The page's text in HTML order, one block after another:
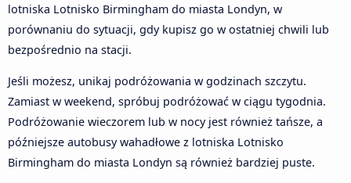
lotniska Lotnisko Birmingham do miasta Londyn, w
porównaniu do sytuacji, gdy kupisz go w ostatniej chwili lub
bezpośrednio na stacji.
Jeśli możesz, unikaj podróżowania w godzinach szczytu.
Zamiast w weekend, spróbuj podróżować w ciągu tygodnia.
Podróżowanie wieczorem lub w nocy jest również tańsze, a
późniejsze autobusy wahadłowe z lotniska Lotnisko
Birmingham do miasta Londyn są również bardziej puste.